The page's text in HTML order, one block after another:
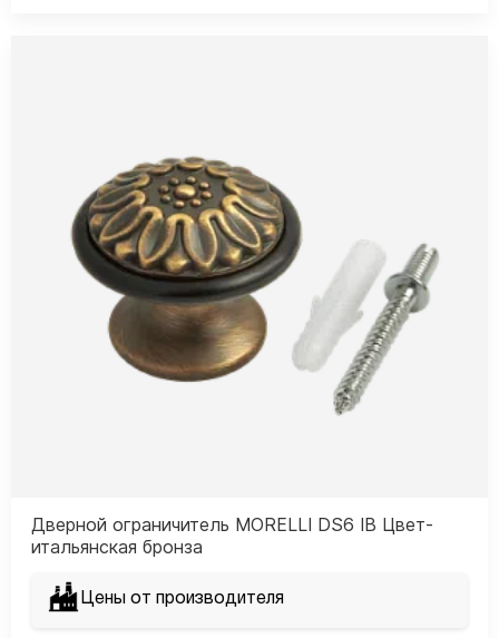
Дверной ограничитель MORELLI DS6 IB Цвет-
итальянская бронза
Цены от производителя